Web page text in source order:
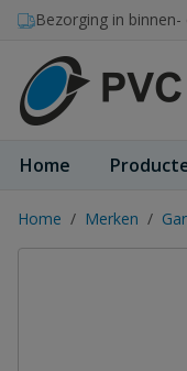
Ga naar de inhoud
Bezorging in
Home
Home / Merken /